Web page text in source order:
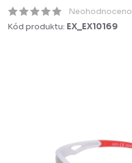
Neohodnoceno
Kód produktu: EX_EX10169